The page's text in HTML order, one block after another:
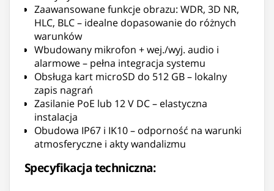
Zaawansowane funkcje obrazu: WDR, 3D NR,
HLC, BLC – idealne dopasowanie do różnych
warunków
Wbudowany mikrofon + wej./wyj. audio i
alarmowe – pełna integracja systemu
Obsługa kart microSD do 512 GB – lokalny
zapis nagrań
Zasilanie PoE lub 12 V DC – elastyczna
instalacja
Obudowa IP67 i IK10 – odporność na warunki
atmosferyczne i akty wandalizmu
Specyfikacja techniczna: